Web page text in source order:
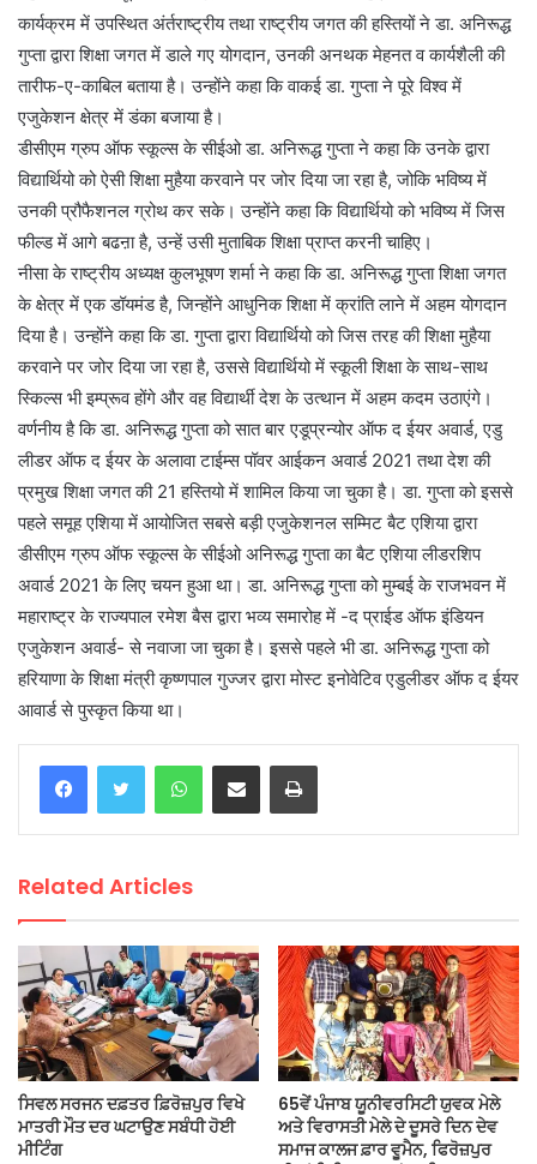
कार्यक्रम में उपस्थित अंर्तराष्ट्रीय तथा राष्ट्रीय जगत की हस्तियों ने डा. अनिरूद्ध
गुप्ता द्वारा शिक्षा जगत में डाले गए योगदान, उनकी अनथक मेहनत व कार्यशैली की
तारीफ-ए-काबिल बताया है। उन्होंने कहा कि वाकई डा. गुप्ता ने पूरे विश्व में
एजुकेशन क्षेत्र में डंका बजाया है।
डीसीएम ग्रुप ऑफ स्कूल्स के सीईओ डा. अनिरूद्ध गुप्ता ने कहा कि उनके द्वारा
विद्यार्थियो को ऐसी शिक्षा मुहैया करवाने पर जोर दिया जा रहा है, जोकि भविष्य में
उनकी प्रौफैशनल ग्रोथ कर सके। उन्होंने कहा कि विद्यार्थियो को भविष्य में जिस
फील्ड में आगे बढऩा है, उन्हें उसी मुताबिक शिक्षा प्राप्त करनी चाहिए।
नीसा के राष्ट्रीय अध्यक्ष कुलभूषण शर्मा ने कहा कि डा. अनिरूद्ध गुप्ता शिक्षा जगत
के क्षेत्र में एक डॉयमंड है, जिन्होंने आधुनिक शिक्षा में क्रांति लाने में अहम योगदान
दिया है। उन्होंने कहा कि डा. गुप्ता द्वारा विद्यार्थियो को जिस तरह की शिक्षा मुहैया
करवाने पर जोर दिया जा रहा है, उससे विद्यार्थियो में स्कूली शिक्षा के साथ-साथ
स्किल्स भी इम्प्रूव होंगे और वह विद्यार्थी देश के उत्थान में अहम कदम उठाएंगे।
वर्णनीय है कि डा. अनिरूद्ध गुप्ता को सात बार एडूप्रन्योर ऑफ द ईयर अवार्ड, एडु
लीडर ऑफ द ईयर के अलावा टाईम्स पॉवर आईकन अवार्ड 2021 तथा देश की
प्रमुख शिक्षा जगत की 21 हस्तियो में शामिल किया जा चुका है। डा. गुप्ता को इससे
पहले समूह एशिया में आयोजित सबसे बड़ी एजुकेशनल सम्मिट बैट एशिया द्वारा
डीसीएम ग्रुप ऑफ स्कूल्स के सीईओ अनिरूद्ध गुप्ता का बैट एशिया लीडरशिप
अवार्ड 2021 के लिए चयन हुआ था। डा. अनिरूद्ध गुप्ता को मुम्बई के राजभवन में
महाराष्ट्र के राज्यपाल रमेश बैस द्वारा भव्य समारोह में -द प्राईड ऑफ इंडियन
एजुकेशन अवार्ड- से नवाजा जा चुका है। इससे पहले भी डा. अनिरूद्ध गुप्ता को
हरियाणा के शिक्षा मंत्री कृष्णपाल गुज्जर द्वारा मोस्ट इनोवेटिव एडुलीडर ऑफ द ईयर
आवार्ड से पुस्कृत किया था।
WhatsAppShare via Email Print
Related Articles
ਸਿਵਲ ਸਰਜਨ ਦਫ਼ਤਰ ਫ਼ਿਰੋਜ਼ਪੁਰ ਵਿਖੇ
ਮਾਤਰੀ ਮੌਤ ਦਰ ਘਟਾਉਣ ਸਬੰਧੀ ਹੋਈ
ਮੀਟਿੰਗ
65ਵੇਂ ਪੰਜਾਬ ਯੂਨੀਵਰਸਿਟੀ ਯੁਵਕ ਮੇਲੇ
ਅਤੇ ਵਿਰਾਸਤੀ ਮੇਲੇ ਦੇ ਦੂਸਰੇ ਦਿਨ ਦੇਵ
ਸਮਾਜ ਕਾਲਜ ਫ਼ਾਰ ਵੂਮੈਨ, ਫਿਰੋਜ਼ਪੁਰ